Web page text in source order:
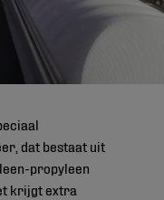
dat bestaat uit
propyleen
krijgt extra